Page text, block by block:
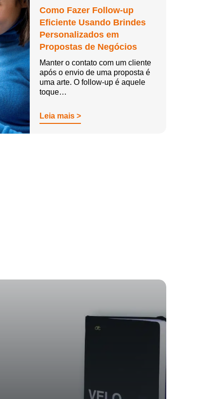
Como Fazer Follow-up
Eficiente Usando Brindes
Personalizados em
Propostas de Negócios
Manter o contato com um cliente
após o envio de uma proposta é
uma arte. O follow-up é aquele
toque…
Leia mais >